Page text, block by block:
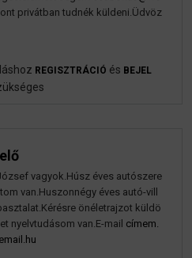
privátban tudnék küldeni.Üdvöz
REGISZTRÁCIÓ és BEJEL
vagyok.Húsz éves autószere
van.Huszonnégy éves autó-vill
önéletrajzot küldö
nyelvtudásom van.E-mail címem.